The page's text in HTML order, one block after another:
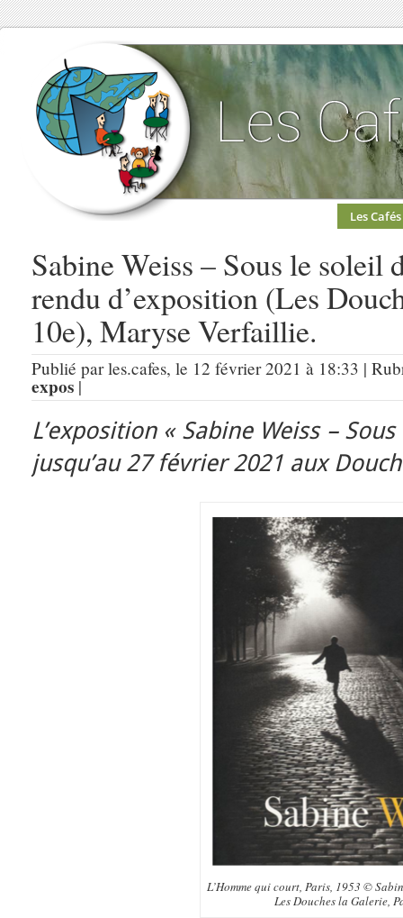
Les Cafés
Sabine Weiss – Sous le soleil
rendu d’exposition (Les
10e), Maryse Verfaillie.
Publié par les.cafes, le 12 février 2021 à 18:33 |
expos |
L’exposition « Sabine Weiss –
jusqu’au 27 février 2021 aux
L’Homme qui court, Paris, 1953 ©
Les Douches la Galerie,